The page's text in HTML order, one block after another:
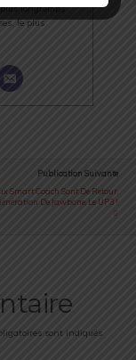
longtemps
le plus
Publication Suivante
Smart Coach Sont De Retour,
De Jawbone, Le UP3 !
sont indiqués